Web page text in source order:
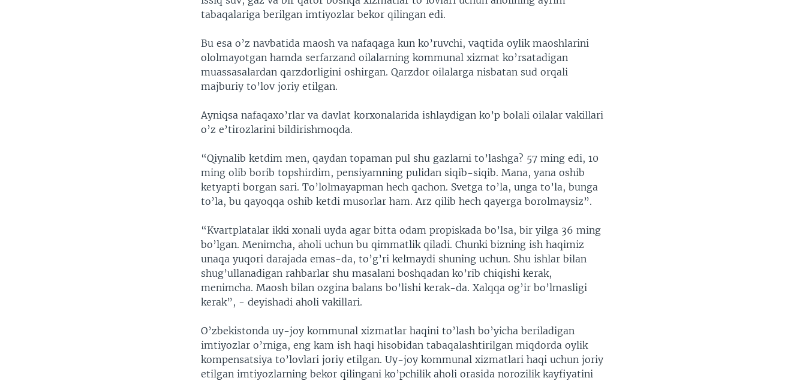
tabaqalariga berilgan imtiyozlar bekor qilingan edi.
Bu esa o’z navbatida maosh va nafaqaga kun ko’ruvchi, vaqtida oylik maoshlarini
ololmayotgan hamda serfarzand oilalarning kommunal xizmat ko’rsatadigan
muassasalardan qarzdorligini oshirgan. Qarzdor oilalarga nisbatan sud orqali
majburiy to’lov joriy etilgan.
Ayniqsa nafaqaxo’rlar va davlat korxonalarida ishlaydigan ko’p bolali oilalar vakillari
o’z e’tirozlarini bildirishmoqda.
“Qiynalib ketdim men, qaydan topaman pul shu gazlarni to’lashga? 57 ming edi, 10
ming olib borib topshirdim, pensiyamning pulidan siqib-siqib. Mana, yana oshib
ketyapti borgan sari. To’lolmayapman hech qachon. Svetga to’la, unga to’la, bunga
to’la, bu qayoqqa oshib ketdi musorlar ham. Arz qilib hech qayerga borolmaysiz”.
“Kvartplatalar ikki xonali uyda agar bitta odam propiskada bo’lsa, bir yilga 36 ming
bo’lgan. Menimcha, aholi uchun bu qimmatlik qiladi. Chunki bizning ish haqimiz
unaqa yuqori darajada emas-da, to’g’ri kelmaydi shuning uchun. Shu ishlar bilan
shug’ullanadigan rahbarlar shu masalani boshqadan ko’rib chiqishi kerak,
menimcha. Maosh bilan ozgina balans bo’lishi kerak-da. Xalqqa og’ir bo’lmasligi
kerak”, - deyishadi aholi vakillari.
O’zbekistonda uy-joy kommunal xizmatlar haqini to’lash bo’yicha beriladigan
imtiyozlar o’rniga, eng kam ish haqi hisobidan tabaqalashtirilgan miqdorda oylik
kompensatsiya to’lovlari joriy etilgan. Uy-joy kommunal xizmatlari haqi uchun joriy
etilgan imtiyozlarning bekor qilingani ko’pchilik aholi orasida norozilik kayfiyatini